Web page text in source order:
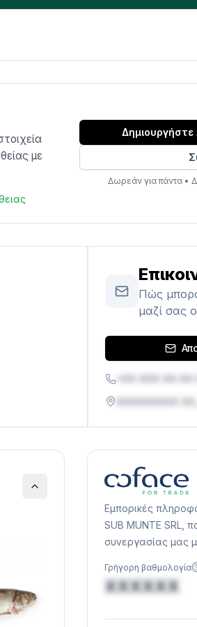
με
Δωρεάν για πάντα•
Πώς
μαζί σας
+XX XXX XX XX
Εμπορικές
SUB MUNTE SRL,
συνεργασίας μας
Γρήγορη βαθμολογία
XXXXXX